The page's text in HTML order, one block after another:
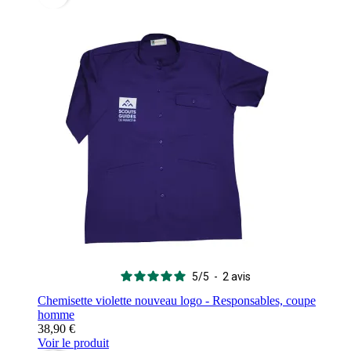
5/5 - 2 avis
Chemisette violette nouveau logo - Responsables, coupe
homme
38,90 €
Voir le produit